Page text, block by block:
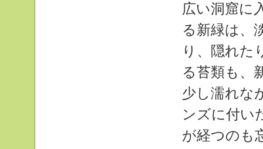
広い洞窟に
る新緑は、
り、隠れた
る苔類も、
少し濡れな
ンズに付い
が経つのも